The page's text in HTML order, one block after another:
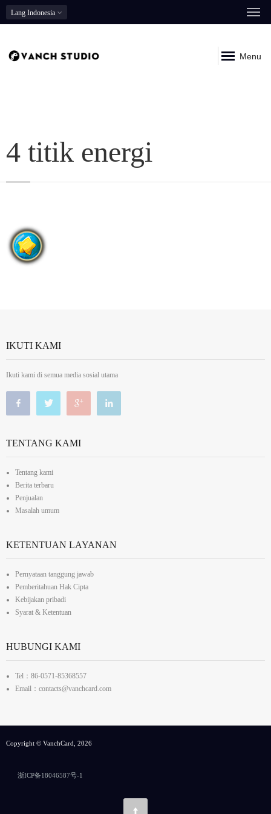
Lang Indonesia
Menu
4 titik energi
IKUTI KAMI
Ikuti kami di semua media sosial utama
TENTANG KAMI
Tentang kami
Berita terbaru
Penjualan
Masalah umum
KETENTUAN LAYANAN
Pernyataan tanggung jawab
Pemberitahuan Hak Cipta
Kebijakan pribadi
Syarat & Ketentuan
HUBUNGI KAMI
Tel：86-0571-85368557
Email：contacts@vanchcard.com
Copyright © VanchCard, 2026
浙ICP备18046587号-1